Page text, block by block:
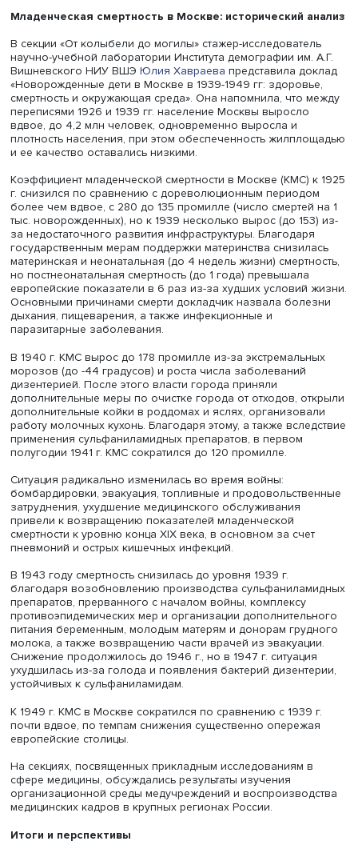
данных.
Кроме того, были представлены доклады, находящиеся
пересечении медицинского, исторического,
антропологического и социологического подходов к
изучению идентичности.
Фото: iStock
Отдельное внимание было уделено современным
исследованиям барьеров развития здравоохранения и
медицины в межрегиональном и межстрановом
В секции «От колыбели до могилы» стажер-
научно-учебной лаборатории Института демографии
Вишневского НИУ ВШЭЮлия Хавраева представила
«Новорожденные дети в Москве в 1939-1949 гг:
переписями 1926 и 1939 гг. население Москвы выросло
вдвое, до 4,2 млн человек, одновременно выросла и
плотность населения, при этом обеспеченность
и ее качество оставались низкими.
Коэффициент младенческой смертности в Москве (КМС)
г. снизился по сравнению с дореволюционным
более чем вдвое, с 280 до 135 промилле (число
тыс. новорожденных), но к 1939 несколько вырос (до
за недостаточного развития инфраструктуры.
государственным мерам поддержки материнства
но постнеонатальная смертность (до 1 года) превышала
европейские показатели в 6 раз из-за худших
Основными причинами смерти докладчик назвала
дыхания, пищеварения, а также инфекционные и
паразитарные заболевания.